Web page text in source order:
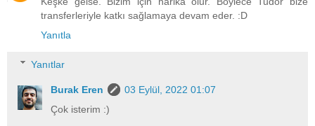
transferleriyle katkı sağlamaya devam eder. :D
Yanıtla
Yanıtlar
Burak Eren
03 Eylül, 2022 01:07
Çok isterim :)